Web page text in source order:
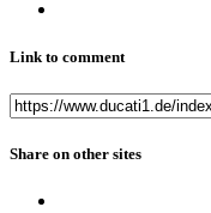
Link to comment
Share on other sites